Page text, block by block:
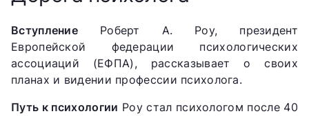
Вступление Роберт А. Роу, президент
Европейской федерации психологических
ассоциаций (ЕФПА), рассказывает о своих
планах и видении профессии психолога.
Путь к психологии Роу стал психологом после 40